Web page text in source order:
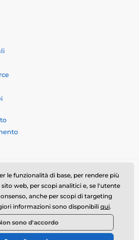
361/14, 74718, Píšť, Czech
info@momanio.it
⦁ Il negozio online è stato creato da
le funzionalità di base, per rendere più
web, per scopi analitici e, se l'utente
anche per scopi di targeting
informazioni sono disponibili qui.
sono d'accordo